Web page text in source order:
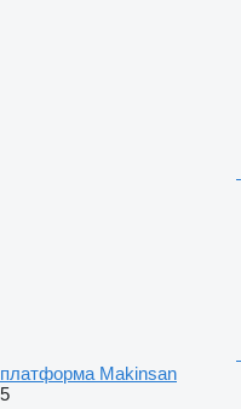
платформа Makinsan
5